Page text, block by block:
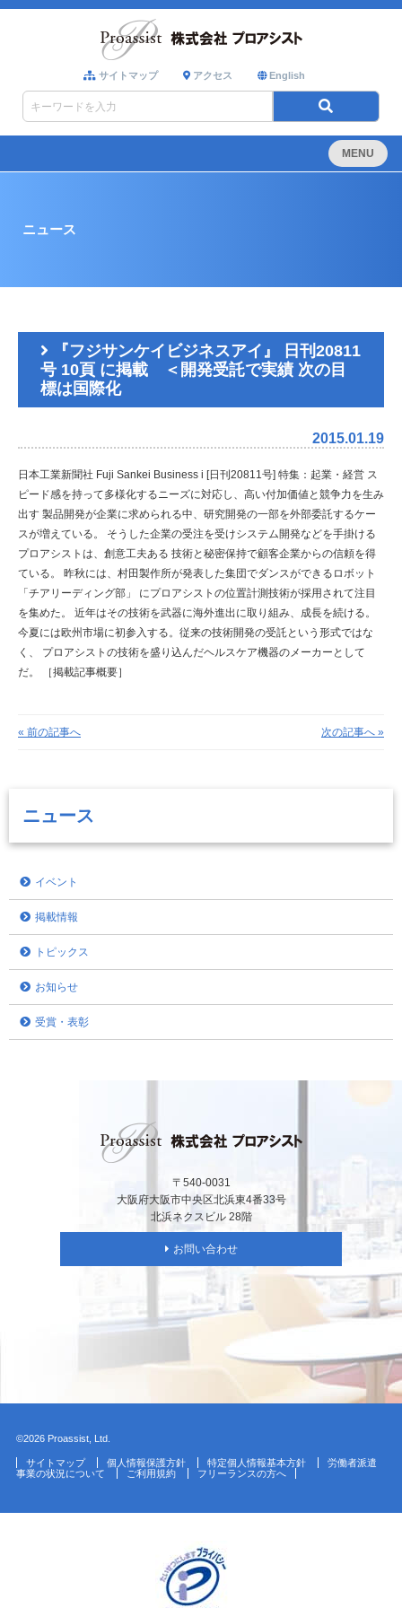
サイトマップ アクセス English
MENU
ニュース
『フジサンケイビジネスアイ』 日刊20811
号 10頁 に掲載 ＜開発受託で実績 次の目
標は国際化
2015.01.19
日本工業新聞社 Fuji Sankei Business i [日刊20811号] 特集：起業・経営 ス
ピード感を持って多様化するニーズに対応し、高い付加価値と競争力を生み
出す 製品開発が企業に求められる中、研究開発の一部を外部委託するケー
スが増えている。
そうした企業の受注を受けシステム開発などを手掛ける
プロアシストは、創意工夫ある 技術と秘密保持で顧客企業からの信頼を得
ている。
昨秋には、村田製作所が発表した集団でダンスができるロボット
「チアリーディング部」
にプロアシストの位置計測技術が採用されて注目
を集めた。
近年はその技術を武器に海外進出に取り組み、成長を続ける。
今夏には欧州市場に初参入する。従来の技術開発の受託という形式ではな
く、
プロアシストの技術を盛り込んだヘルスケア機器のメーカーとして
だ。
［掲載記事概要］
« 前の記事へ 次の記事へ »
ニュース
イベント
掲載情報
トピックス
お知らせ
受賞・表彰
〒540-0031
大阪府大阪市中央区北浜東4番33号
北浜ネクスビル 28階
お問い合わせ
©2026 Proassist, Ltd.
サイトマップ 個人情報保護方針 特定個人情報基本方針
労働者派遣
事業の状況について
ご利用規約 フリーランスの方へ